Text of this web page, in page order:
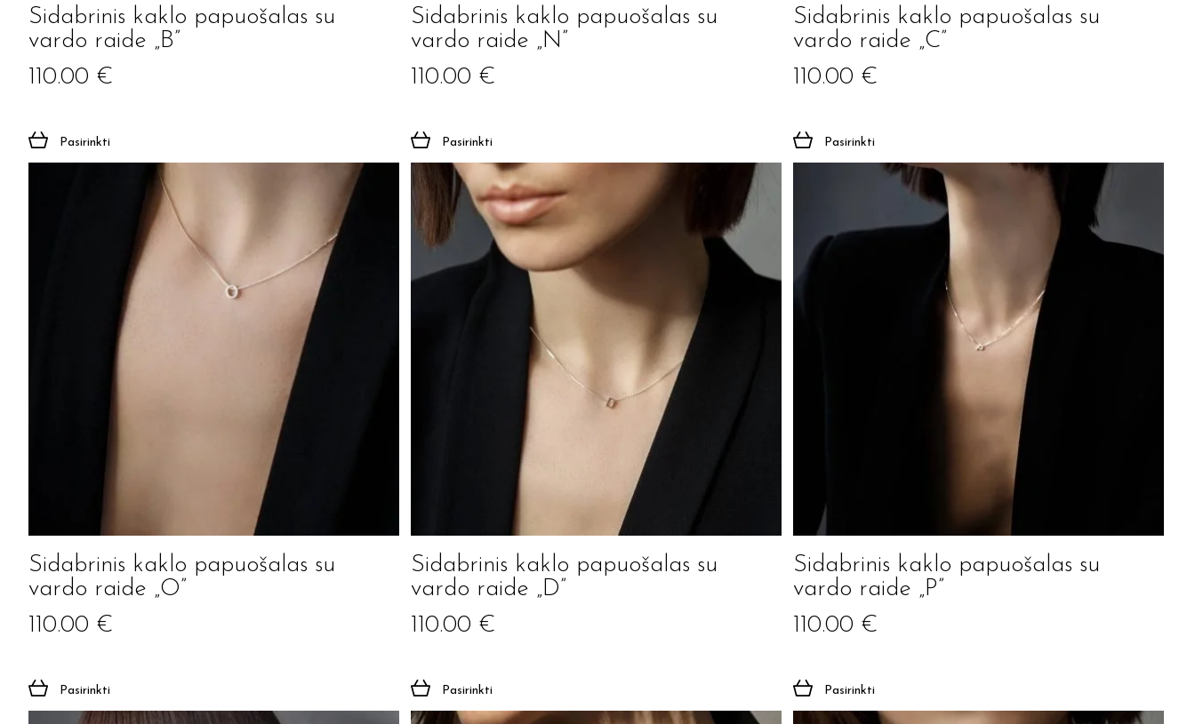
Sidabrinis kaklo papuošalas su
vardo raide „B”
110.00 €
Pasirinkti
Sidabrinis kaklo papuošalas su
vardo raide „N”
110.00 €
Pasirinkti
Sidabrinis kaklo papuošalas su
vardo raide „C”
110.00 €
Pasirinkti
Sidabrinis kaklo papuošalas su
vardo raide „O”
110.00 €
Pasirinkti
Sidabrinis kaklo papuošalas su
vardo raide „D”
110.00 €
Pasirinkti
Sidabrinis kaklo papuošalas su
vardo raide „P”
110.00 €
Pasirinkti
Prenumeruoti